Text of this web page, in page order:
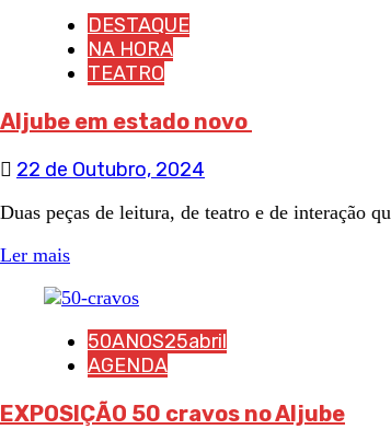
DESTAQUE
NA HORA
TEATRO
Aljube em estado novo
22 de Outubro, 2024
Duas peças de leitura, de teatro e de interação
Ler mais
50ANOS25abril
AGENDA
EXPOSIÇÃO 50 cravos no Aljube